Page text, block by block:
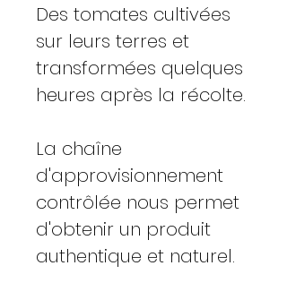
Des tomates cultivées
sur leurs terres et
transformées quelques
heures après la récolte.
La chaîne
d'approvisionnement
contrôlée nous permet
d'obtenir un produit
authentique et naturel.